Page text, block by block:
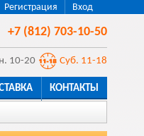
Регистрация Вход
+7 (812) 703-10-50
10-20 Суб. 11-18
КОНТАКТЫ